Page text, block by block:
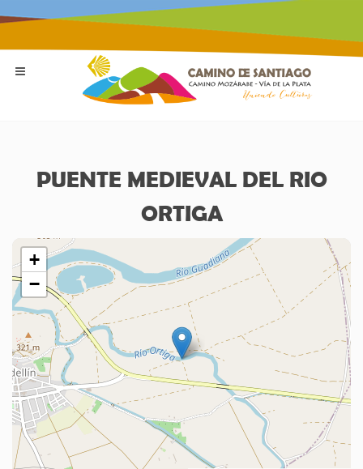
PUENTE MEDIEVAL DEL RIO
ORTIGA
+
−